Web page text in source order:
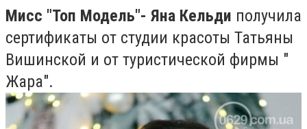
Мисс "Топ Модель"- Яна Кельди получила
сертификаты от студии красоты Татьяны
Вишинской и от туристической фирмы "
Жара".